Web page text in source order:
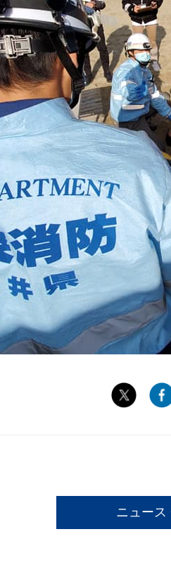
ニュース